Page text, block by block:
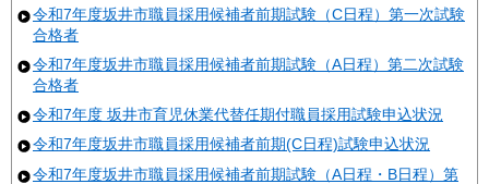
令和7年度坂井市職員採用候補者前期試験（C日程）第一次試験
合格者
令和7年度坂井市職員採用候補者前期試験（A日程）第二次試験
合格者
令和7年度 坂井市育児休業代替任期付職員採用試験申込状況
令和7年度坂井市職員採用候補者前期(C日程)試験申込状況
令和7年度坂井市職員採用候補者前期試験（A日程・B日程）第